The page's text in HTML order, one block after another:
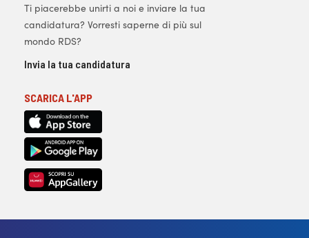
Ti piacerebbe unirti a noi e inviare la tua
candidatura? Vorresti saperne di più sul
mondo RDS?
Invia la tua candidatura
SCARICA L'APP